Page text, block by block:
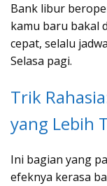
Bank libur
kamu baru bakal
cepat, selalu
Selasa pagi.
Trik
yang Lebih
Ini bagian yang
efeknya kerasa